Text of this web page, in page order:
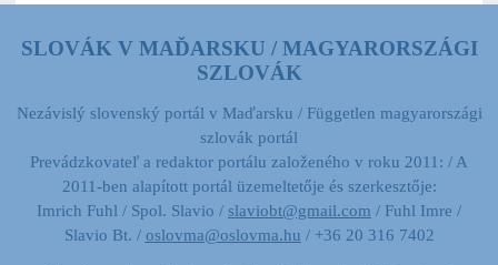
SLOVÁK V MAĎARSKU / MAGYARORSZÁGI
SZLOVÁK
Nezávislý slovenský portál v Maďarsku / Független magyarországi
szlovák portál
Prevádzkovateľ a redaktor portálu založeného v roku 2011: / A
2011-ben alapított portál üzemeltetője és szerkesztője:
Imrich Fuhl / Spol. Slavio / slaviobt@gmail.com / Fuhl Imre /
Slavio Bt. / oslovma@oslovma.hu / +36 20 316 7402